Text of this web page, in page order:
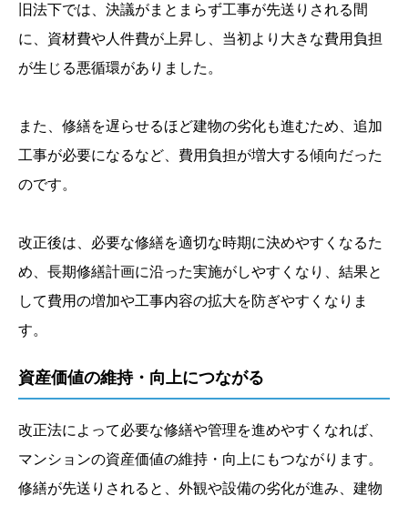
旧法下では、決議がまとまらず工事が先送りされる間
に、資材費や人件費が上昇し、当初より大きな費用負担
が生じる悪循環がありました。
また、修繕を遅らせるほど建物の劣化も進むため、追加
工事が必要になるなど、費用負担が増大する傾向だった
のです。
改正後は、必要な修繕を適切な時期に決めやすくなるた
め、長期修繕計画に沿った実施がしやすくなり、結果と
して費用の増加や工事内容の拡大を防ぎやすくなりま
す。
資産価値の維持・向上につながる
改正法によって必要な修繕や管理を進めやすくなれば、
マンションの資産価値の維持・向上にもつながります。
修繕が先送りされると、外観や設備の劣化が進み、建物